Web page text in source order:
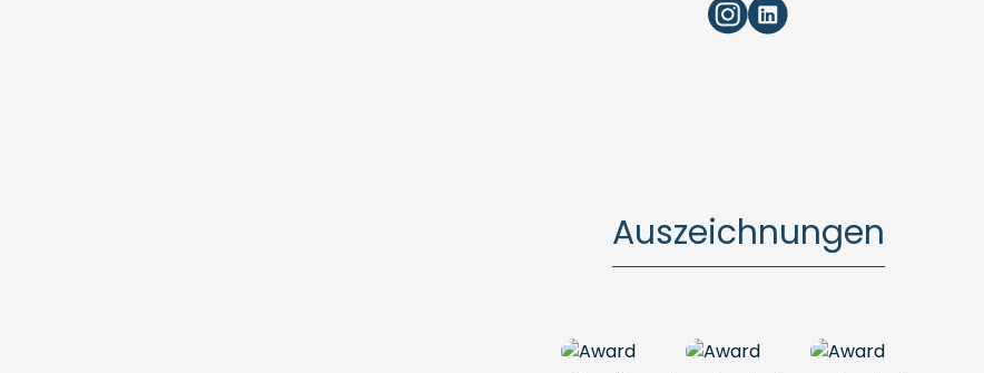
Auszeichnungen